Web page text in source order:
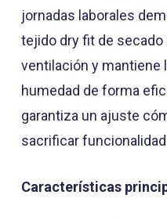
jornadas laborales
tejido dry fit de secado
ventilación y mantiene
humedad de forma
garantiza un ajuste
sacrificar
Características